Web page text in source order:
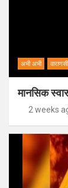
अभी अभी वाराणसी
मानसिक
2 weeks